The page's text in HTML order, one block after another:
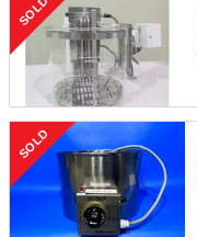
SOLD
SOLD